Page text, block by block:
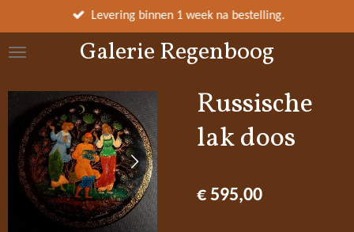
direct
naar
hoofdinhoud
Galerie Regenboog
Levering binnen 1 week na bestelling.
Russische
lak doos
€ 595,00